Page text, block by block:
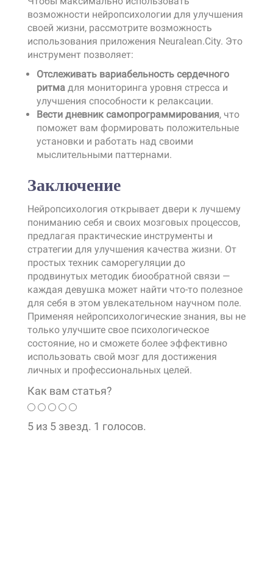
возможности нейропсихологии для улучшения
своей жизни, рассмотрите возможность
использования приложения Neuralean.City. Это
инструмент позволяет:
Отслеживать вариабельность сердечного
ритма для мониторинга уровня стресса и
улучшения способности к релаксации.
Вести дневник самопрограммирования, что
поможет вам формировать положительные
установки и работать над своими
мыслительными паттернами.
Заключение
Нейропсихология открывает двери к лучшему
пониманию себя и своих мозговых процессов,
предлагая практические инструменты и
стратегии для улучшения качества жизни. От
простых техник саморегуляции до
продвинутых методик биообратной связи —
каждая девушка может найти что-то полезное
для себя в этом увлекательном научном поле.
Применяя нейропсихологические знания, вы не
только улучшите свое психологическое
состояние, но и сможете более эффективно
использовать свой мозг для достижения
личных и профессиональных целей.
Как вам статья?
5 из 5 звезд. 1 голосов.